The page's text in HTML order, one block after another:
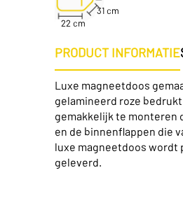
31 cm
22 cm
PRODUCT INFORMATIE
Luxe magneetdoos
gelamineerd roze
gemakkelijk te monteren
en de binnenflappen die
luxe magneetdoos wordt
geleverd.